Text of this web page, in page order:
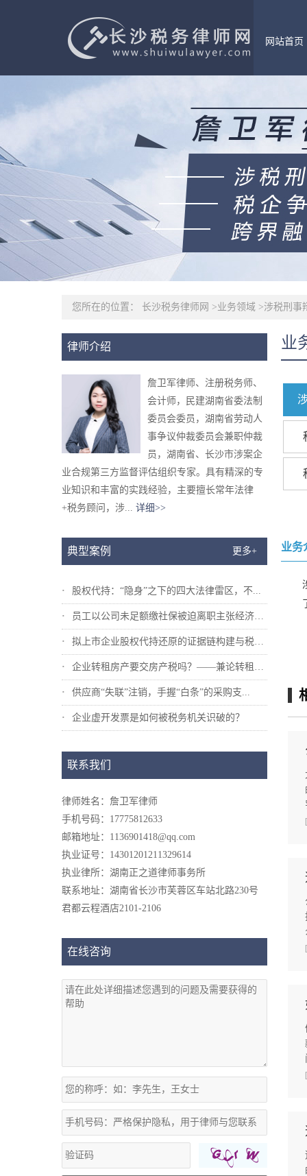
网站首页
您所在的位置： 长沙税务律师网 >业务领域 >涉税刑事
律师介绍
詹卫军律师、注册税务师、
会计师，民建湖南省委法制
委员会委员，湖南省劳动人
事争议仲裁委员会兼职仲裁
员，湖南省、长沙市涉案企
业合规第三方监督评估组织专家。具有精深的专
业知识和丰富的实践经验，主要擅长常年法律
+税务顾问，涉... 详细>>
典型案例 更多+
股权代持：“隐身”之下的四大法律雷区，不...
员工以公司未足额缴社保被迫离职主张经济补...
拟上市企业股权代持还原的证据链构建与税法...
企业转租房产要交房产税吗？——兼论转租业...
供应商“失联”注销，手握“白条”的采购支...
企业虚开发票是如何被税务机关识破的？
联系我们
律师姓名：詹卫军律师
手机号码：17775812633
邮箱地址：1136901418@qq.com
执业证号：14301201211329614
执业律所：湖南正之道律师事务所
联系地址：湖南省长沙市芙蓉区车站北路230号
君都云程酒店2101-2106
在线咨询
业
业务